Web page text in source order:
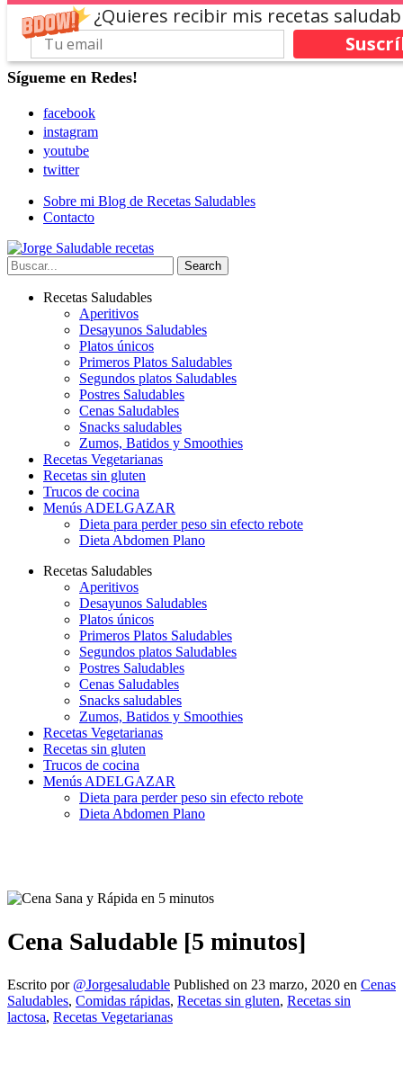
¿Quieres recibir mis recetas
Sígueme en Redes!
facebook
instagram
youtube
twitter
Sobre mi Blog de Recetas Saludables
Contacto
Recetas Saludables
Aperitivos
Desayunos Saludables
Platos únicos
Primeros Platos Saludables
Segundos platos Saludables
Postres Saludables
Cenas Saludables
Snacks saludables
Zumos, Batidos y Smoothies
Recetas Vegetarianas
Recetas sin gluten
Trucos de cocina
Menús ADELGAZAR
Dieta para perder peso sin efecto rebote
Dieta Abdomen Plano
Recetas Saludables
Aperitivos
Desayunos Saludables
Platos únicos
Primeros Platos Saludables
Segundos platos Saludables
Postres Saludables
Cenas Saludables
Snacks saludables
Zumos, Batidos y Smoothies
Recetas Vegetarianas
Recetas sin gluten
Trucos de cocina
Menús ADELGAZAR
Dieta para perder peso sin efecto rebote
Dieta Abdomen Plano
Cena Saludable [5 minutos]
Escrito por @Jorgesaludable Published on 23 marzo, 2020 en Cenas
Saludables, Comidas rápidas, Recetas sin gluten, Recetas sin
lactosa, Recetas Vegetarianas